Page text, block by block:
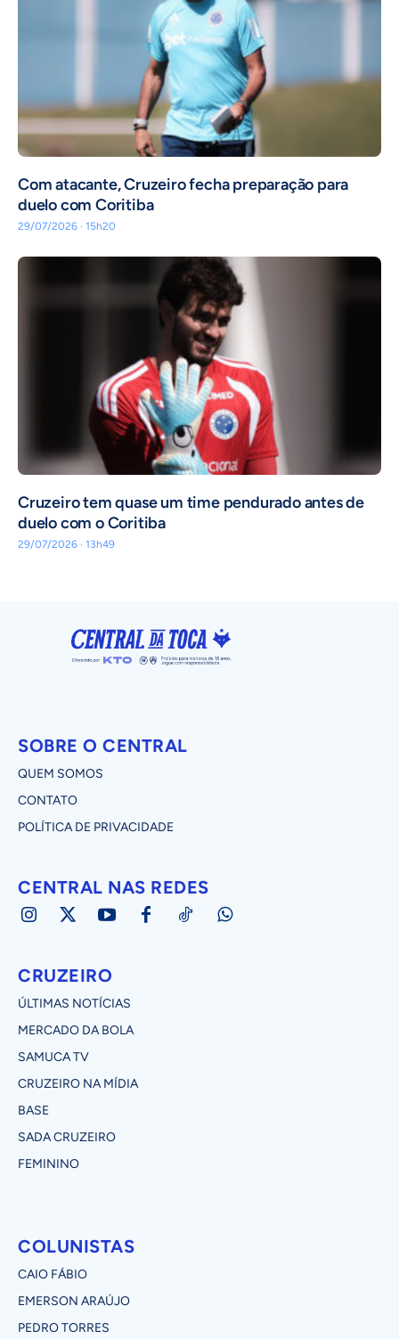
Com atacante, Cruzeiro fecha preparação para
duelo com Coritiba
29/07/2026 · 15h20
Cruzeiro tem quase um time pendurado antes de
duelo com o Coritiba
29/07/2026 · 13h49
SOBRE O CENTRAL
QUEM SOMOS
CONTATO
POLÍTICA DE PRIVACIDADE
CENTRAL NAS REDES
CRUZEIRO
ÚLTIMAS NOTÍCIAS
MERCADO DA BOLA
SAMUCA TV
CRUZEIRO NA MÍDIA
BASE
SADA CRUZEIRO
FEMININO
COLUNISTAS
CAIO FÁBIO
EMERSON ARAÚJO
PEDRO TORRES